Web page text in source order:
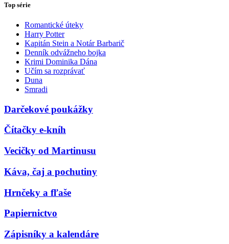
Top série
Romantické úteky
Harry Potter
Kapitán Stein a Notár Barbarič
Denník odvážneho bojka
Krimi Dominika Dána
Učím sa rozprávať
Duna
Smradi
Darčekové poukážky
Čítačky e-kníh
Vecičky od Martinusu
Káva, čaj a pochutiny
Hrnčeky a fľaše
Papiernictvo
Zápisníky a kalendáre